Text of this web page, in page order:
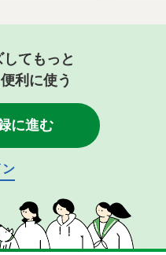
てもっと
利に使う
に進む
ン